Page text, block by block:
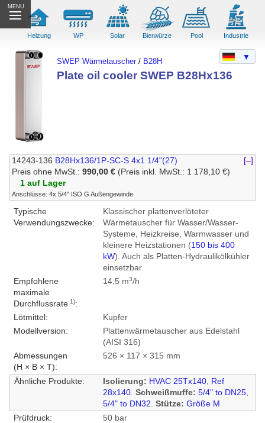
MENU
Heizung WP Solar Bierwürze Pool Industrie
SWEP Wärmetauscher / B28H
Plate oil cooler SWEP B28Hx136
14243-136 B28Hx136/1P-SC-S 4x1 1/4"(27)
[–]
Preis ohne MwSt.:990,00 € (Preis inkl. MwSt.: 1 178,10 €)
1 auf Lager
Anschlüsse: 4x 5/4" ISO G Außengewinde
Typische
Verwendungszwecke:
Klassischer plattenverlöteter
Wärmetauscher für Wasser/Wasser-
Systeme, Heizkreise, Warmwasser und
kleinere Heizstationen (150 bis 400
kW). Auch als Platten-Hydraulikölkühler
einsetzbar.
Empfohlene
maximale
Durchflussrate 1):
14,5 m3/h
Lötmittel:
Kupfer
Modellversion:
Plattenwärmetauscher aus Edelstahl
(AISI 316)
Abmessungen
(H × B × T):
526 × 117 × 315 mm
Ähnliche Produkte: Isolierung: HVAC 25Tx140, Ref
28x140. Schweißmuffe: 5/4" to DN25,
5/4" to DN32. Stütze: Größe M
Prüfdruck:
50 bar
▼